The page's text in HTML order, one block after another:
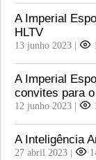
A Imperial
HLTV
13 junho 2023 |
A Imperial
convites para
12 junho 2023 |
A Inteligência
27 abril 2023 |